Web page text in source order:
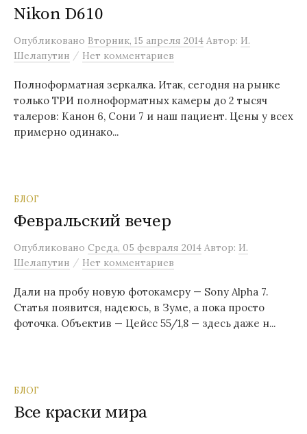
Nikon D610
Опубликовано Вторник, 15 апреля 2014 Автор: И.
Шелапутин / Нет комментариев
Полноформатная зеркалка. Итак, сегодня на рынке
только ТРИ полноформатных камеры до 2 тысяч
талеров: Канон 6, Сони 7 и наш пациент. Цены у всех
примерно одинако...
БЛОГ
Февральский вечер
Опубликовано Среда, 05 февраля 2014 Автор: И.
Шелапутин / Нет комментариев
Дали на пробу новую фотокамеру — Sony Alpha 7.
Статья появится, надеюсь, в Зуме, а пока просто
фоточка. Объектив — Цейсс 55/1,8 — здесь даже н...
БЛОГ
Все краски мира